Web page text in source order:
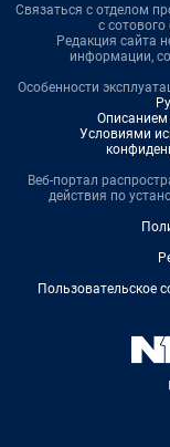
Связаться с отделом
с
Редакция сайта
информации,
Особенности
Описанием
Условиями
Веб-портал
действия по
Пользовательское